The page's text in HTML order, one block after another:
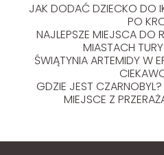
JAK DODAĆ DZIECKO DO
PO
NAJLEPSZE MIEJSCA DO
MIASTACH
ŚWIĄTYNIA ARTEMIDY W
GDZIE JEST
MIEJSCE Z